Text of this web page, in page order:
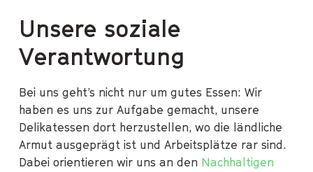
Unsere soziale
Verantwortung
Bei uns geht’s nicht nur um gutes Essen: Wir
haben es uns zur Aufgabe gemacht, unsere
Delikatessen dort herzustellen, wo die ländliche
Armut ausgeprägt ist und Arbeitsplätze rar sind.
Dabei orientieren wir uns an den Nachhaltigen